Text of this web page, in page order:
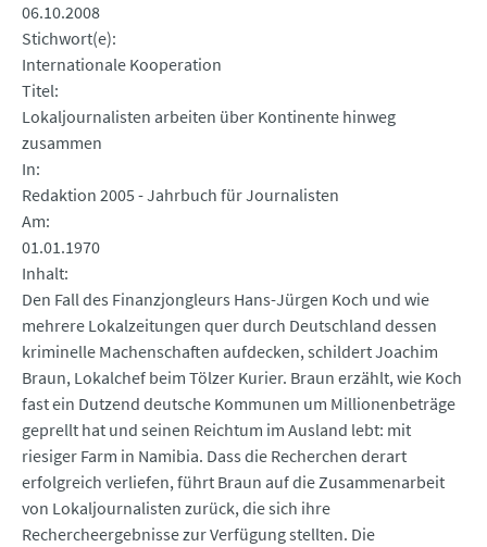
06.10.2008
Stichwort(e)
Internationale Kooperation
Titel
Lokaljournalisten arbeiten über Kontinente hinweg
zusammen
In
Redaktion 2005 - Jahrbuch für Journalisten
Am
01.01.1970
Inhalt
Den Fall des Finanzjongleurs Hans-Jürgen Koch und wie
mehrere Lokalzeitungen quer durch Deutschland dessen
kriminelle Machenschaften aufdecken, schildert Joachim
Braun, Lokalchef beim Tölzer Kurier. Braun erzählt, wie Koch
fast ein Dutzend deutsche Kommunen um Millionenbeträge
geprellt hat und seinen Reichtum im Ausland lebt: mit
riesiger Farm in Namibia. Dass die Recherchen derart
erfolgreich verliefen, führt Braun auf die Zusammenarbeit
von Lokaljournalisten zurück, die sich ihre
Rechercheergebnisse zur Verfügung stellten. Die